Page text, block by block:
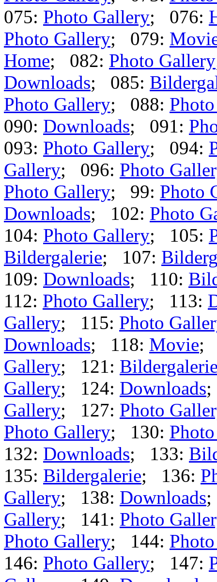
075: Photo Gallery; 076:
Photo Gallery; 079:
Home; 082: Photo Gallery
Downloads; 085:
Photo Gallery; 088:
090: Downloads; 091:
093: Photo Gallery; 094:
Gallery; 096: Photo
Photo Gallery; 99: Photo
Downloads; 102: Photo
104: Photo Gallery; 105:
Bildergalerie; 107:
109: Downloads; 110:
112: Photo Gallery; 113:
Gallery; 115: Photo
Downloads; 118: Movie;
Gallery; 121:
Gallery; 124: Downloads
Gallery; 127: Photo
Photo Gallery; 130:
132: Downloads; 133:
135: Bildergalerie; 136:
Gallery; 138: Downloads
Gallery; 141: Photo
Photo Gallery; 144:
146: Photo Gallery; 147: